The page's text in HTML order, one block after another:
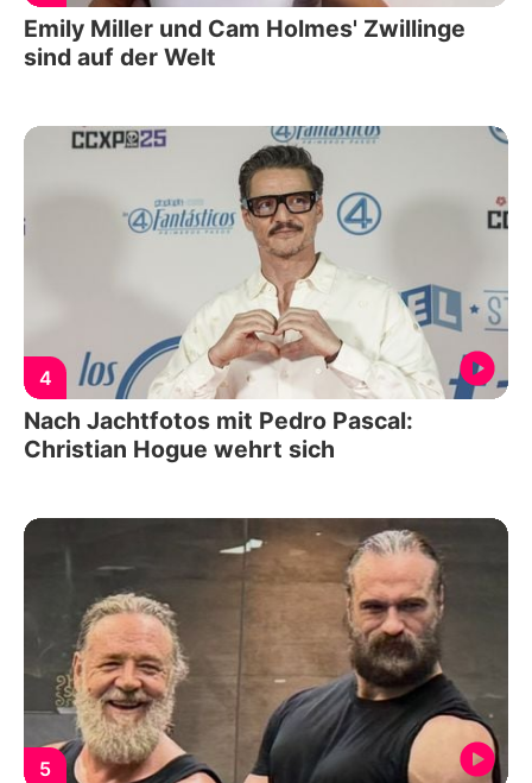
Emily Miller und Cam Holmes' Zwillinge
sind auf der Welt
4
Nach Jachtfotos mit Pedro Pascal:
Christian Hogue wehrt sich
5